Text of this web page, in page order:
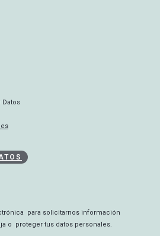
Datos
para solicitarnos información
o proteger tus datos personales.